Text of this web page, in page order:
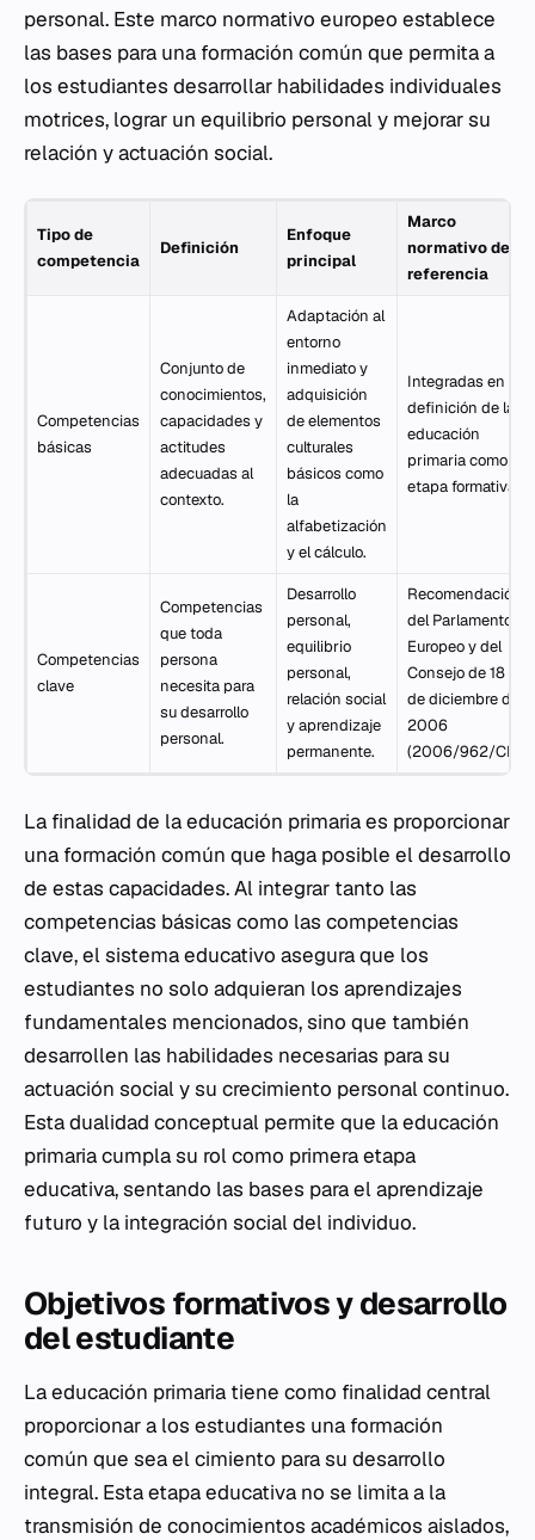
personal. Este marco normativo europeo establece
las bases para una formación común que permita a
los estudiantes desarrollar habilidades individuales
motrices, lograr un equilibrio personal y mejorar su
relación y actuación social.
Tipo de
competencia
Definición
Enfoque
principal
Marco
normativo de
referencia
Competencias
básicas
Conjunto de
conocimientos,
capacidades y
actitudes
adecuadas al
contexto.
Adaptación al
entorno
inmediato y
adquisición
de elementos
culturales
básicos como
la
alfabetización
y el cálculo.
Integradas en la
definición de la
educación
primaria como
etapa formativa.
Competencias
clave
Competencias
que toda
persona
necesita para
su desarrollo
personal.
Desarrollo
personal,
equilibrio
personal,
relación social
y aprendizaje
permanente.
Recomendación
del Parlamento
Europeo y del
Consejo de 18
de diciembre de
2006
(2006/962/CE).
La finalidad de la educación primaria es proporcionar
una formación común que haga posible el desarrollo
de estas capacidades. Al integrar tanto las
competencias básicas como las competencias
clave, el sistema educativo asegura que los
estudiantes no solo adquieran los aprendizajes
fundamentales mencionados, sino que también
desarrollen las habilidades necesarias para su
actuación social y su crecimiento personal continuo.
Esta dualidad conceptual permite que la educación
primaria cumpla su rol como primera etapa
educativa, sentando las bases para el aprendizaje
futuro y la integración social del individuo.
Objetivos formativos y desarrollo
del estudiante
La educación primaria tiene como finalidad central
proporcionar a los estudiantes una formación
común que sea el cimiento para su desarrollo
integral. Esta etapa educativa no se limita a la
transmisión de conocimientos académicos aislados,